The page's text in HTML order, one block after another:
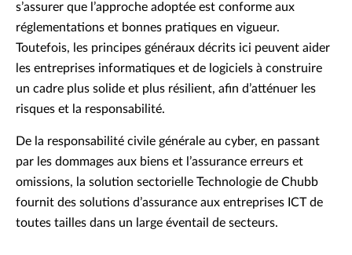
s’assurer que l’approche adoptée est conforme aux
réglementations et bonnes pratiques en vigueur.
Toutefois, les principes généraux décrits ici peuvent aider
les entreprises informatiques et de logiciels à construire
un cadre plus solide et plus résilient, afin d’atténuer les
risques et la responsabilité.
De la responsabilité civile générale au cyber, en passant
par les dommages aux biens et l’assurance erreurs et
omissions, la solution sectorielle Technologie de Chubb
fournit des solutions d’assurance aux entreprises ICT de
toutes tailles dans un large éventail de secteurs.